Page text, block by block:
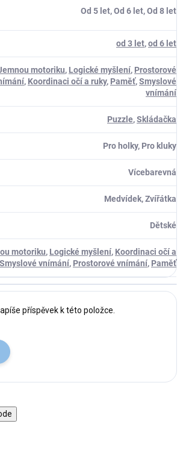
Od 5 let, Od 6 let, Od 8 let
od 3 let,od 6 let
motoriku, Logické myšlení, Prostorové
, Koordinaci očí a ruky, Paměť,Smyslové
vnímání
Puzzle,Skládačka
Pro holky, Pro kluky
Vícebarevná
Medvídek, Zvířátka
Dětské
motoriku, Logické myšlení, Koordinaci očí a
Smyslové vnímání, Prostorové vnímání, Paměť
příspěvek k této položce.